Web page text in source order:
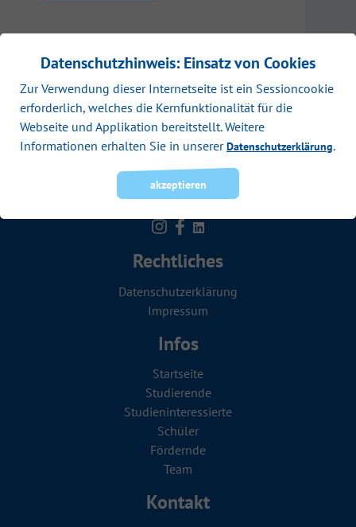
Datenschutzhinweis: Einsatz von Cookies
Zur Verwendung dieser Internetseite ist ein Sessioncookie
erforderlich, welches die Kernfunktionalität für die
Webseite und Applikation bereitstellt. Weitere
Informationen erhalten Sie in unsererDatenschutzerklärung.
akzeptieren
Rechtliches
Datenschutzerklärung
Impressum
Infos
Startseite
Studierende
Studien­in­teressierte
Schüler
Fördernde
Team
Kontakt